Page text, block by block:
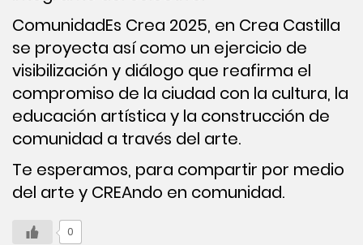
ComunidadEs Crea 2025, en Crea Castilla
se proyecta así como un ejercicio de
visibilización y diálogo que reafirma el
compromiso de la ciudad con la cultura, la
educación artística y la construcción de
comunidad a través del arte.
Te esperamos, para compartir por medio
del arte y CREAndo en comunidad.
0